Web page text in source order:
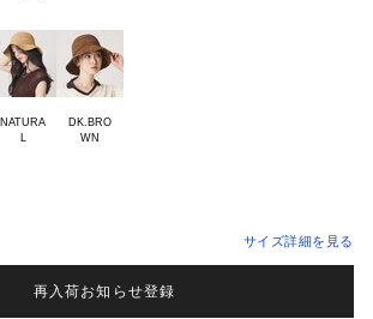
NATURA
DK.BRO
サイズ詳細を見る
再入荷お知らせ登録